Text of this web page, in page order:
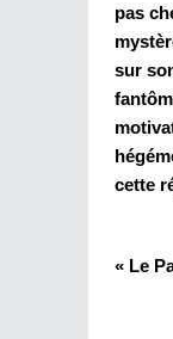
pas
sur
cette
« Le